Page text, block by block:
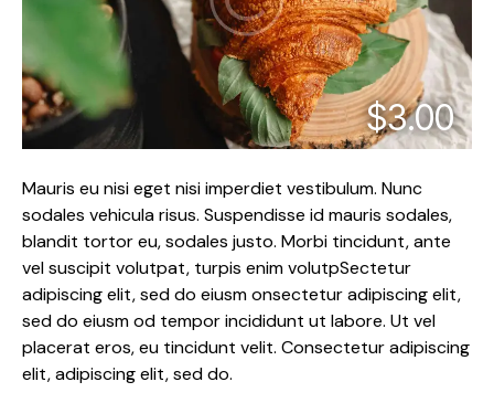
$3.00
Mauris eu nisi eget nisi imperdiet vestibulum. Nunc
sodales vehicula risus. Suspendisse id mauris sodales,
blandit tortor eu, sodales justo. Morbi tincidunt, ante
vel suscipit volutpat, turpis enim volutpSectetur
adipiscing elit, sed do eiusm onsectetur adipiscing elit,
sed do eiusm od tempor incididunt ut labore. Ut vel
placerat eros, eu tincidunt velit. Consectetur adipiscing
elit, adipiscing elit, sed do.